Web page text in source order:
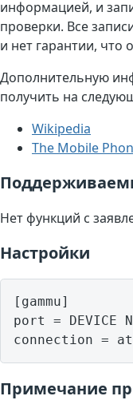
информацией, и
проверки. Все
и нет гарантии, что
Дополнительную
получить на
Wikipedia
The Mobile
Нет функций с
Настройки
[gammu]
port = DEVICE
Примечание